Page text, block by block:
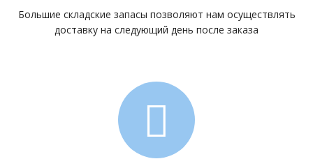
Большие складские запасы позволяют нам осуществлять
доставку на следующий день после заказа